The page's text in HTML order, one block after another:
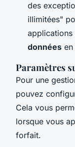
des
illimitées"
applications
données
Paramètres
Pour une
pouvez
Cela vous
lorsque vous
forfait.